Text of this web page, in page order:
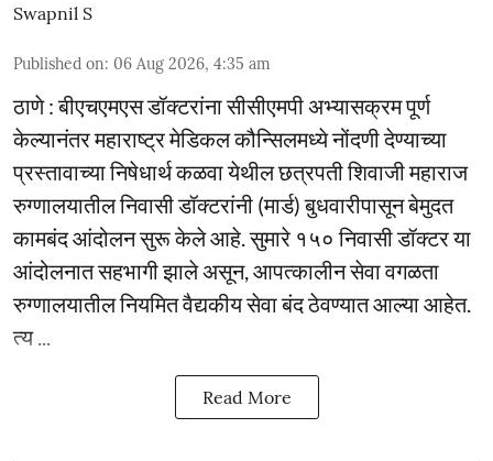
Swapnil S
Published on: 06 Aug 2026, 4:35 am
ठाणे : बीएचएमएस डॉक्टरांना सीसीएमपी अभ्यासक्रम पूर्ण
केल्यानंतर महाराष्ट्र मेडिकल कौन्सिलमध्ये नोंदणी देण्याच्या
प्रस्तावाच्या निषेधार्थ कळवा येथील छत्रपती शिवाजी महाराज
रुग्णालयातील निवासी डॉक्टरांनी (मार्ड) बुधवारीपासून बेमुदत
कामबंद आंदोलन सुरू केले आहे. सुमारे १५० निवासी डॉक्टर या
आंदोलनात सहभागी झाले असून, आपत्कालीन सेवा वगळता
रुग्णालयातील नियमित वैद्यकीय सेवा बंद ठेवण्यात आल्या आहेत.
त्य ...
Read More